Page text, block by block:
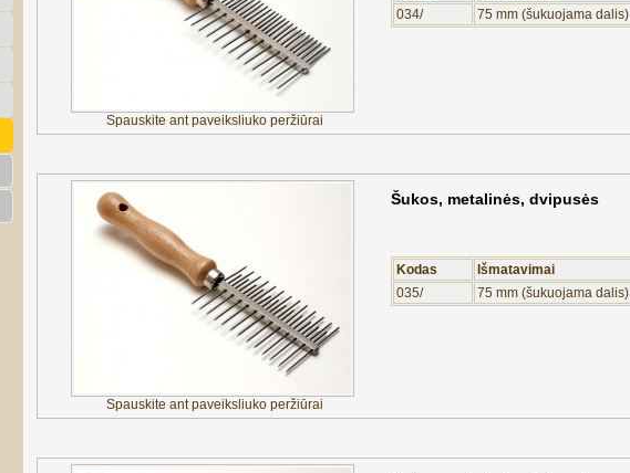
Spauskite ant paveiksliuko peržiūrai
034/
75 mm (šukuojama dalis)
Spauskite ant paveiksliuko peržiūrai
Šukos, metalinės, dvipusės
Kodas
Išmatavimai
035/
75 mm (šukuojama dalis)